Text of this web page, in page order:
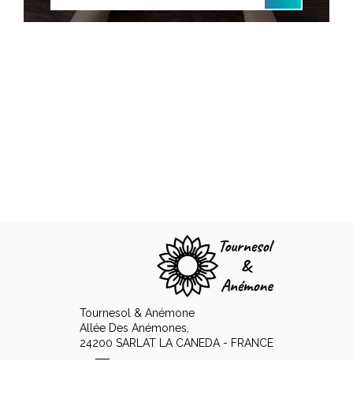
Tournesol & Anémone
Allée Des Anémones,
24200 SARLAT LA CANEDA - FRANCE